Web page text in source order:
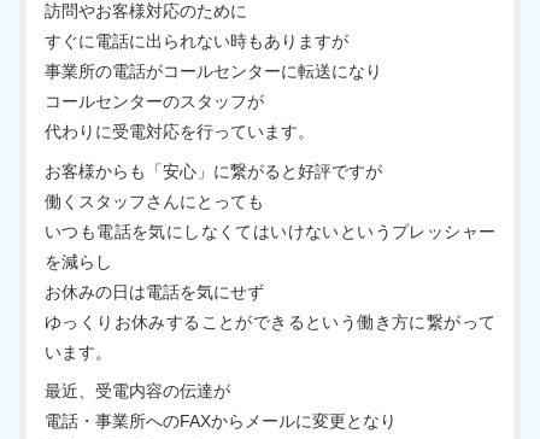
定期巡回随時対応型訪問介護看護
訪問やお客様対応のために
すぐに電話に出られない時もありますが
事業所の電話がコールセンターに転送になり
コールセンターのスタッフが
代わりに受電対応を行っています。
お客様からも「安心」に繋がると好評ですが
働くスタッフさんにとっても
いつも電話を気にしなくてはいけないというプレッシャー
を減らし
お休みの日は電話を気にせず
ゆっくりお休みすることができるという働き方に繋がって
います。
最近、受電内容の伝達が
電話・事業所へのFAXからメールに変更となり